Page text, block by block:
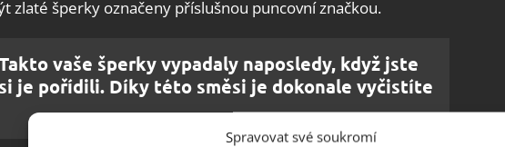
Spravovat své soukromí
zlaté šperky označeny příslušnou puncovní značkou.
vaše šperky vypadaly naposledy, když jste
si je pořídili. Díky této směsi je dokonale vyčistíte